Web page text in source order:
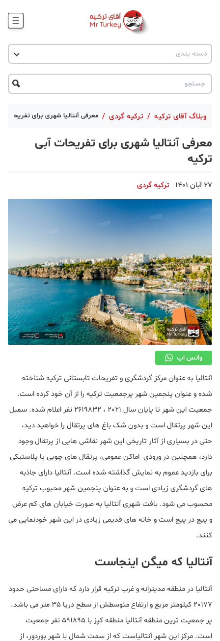
وبلاگ
جاذبه گردشگری
دسته بندی
اخبار ترکیه
پروژه ها
تحصیل در ترکیه
ترکیه گردی
حقوقی
قبرس
وبلاگ آقای ترکیه / ترکیه گردی / معرفی آنتالیا شهری برای تفریحات
معرفی آنتالیا شهری برای تفریحات آبی
ترکیه
27 آبان 1401 ترکیه گردی
واتس اپ
آنتالیا به عنوان مرکز گردشگری و تفریحات تابستانی ترکیه شناخته
شده و عنوان پنجمین شهر پرجمعیت ترکیه را از آن خود کرده است.
جمعیت این شهر تا پایان سال 2021 ، 2619832 نفر اعلام شده. سمبل
این شهر پرتقال است و بدون شک باغ های پرتقال را خواهید دید،
حتی در بسیاری از آثار تاریخی این شهر نقاشی هایی از پرتقال وجود
دارد، همچنین در ورودی اماکن عمومی، پرتقال های چوبی یا پلاستیکی
برای بازدید عموم به نمایش گذاشته شده است. آنتالیا دارای جاذبه
های گردشگری زیادی است و به عنوان پنجمین شهر محبوب ترکیه
محسوب می شود. بافت شهری آنتالیا به صورت خیابان های کم عرض
و پیچ در پیج است و خانه های قدیمی زیادی در این شهر خودنمایی می
کنند.
آنتالیا که میگن اینجاست
آنتالیا در منطقه مدیترانه و غرب ترکیه قرار دارد که دارای مساحتی حدود
20177 کیلومتر مربع و ارتفاع متوسطش از سطح دریا 35 متر می باشد.
پر جمعیت ترین منطقه آنتالیا منطقه کپز با 591895 نفر جمعیت
است. مرکز این شهر آنتالیاست که از سمت شمال با شهر بوردور، از